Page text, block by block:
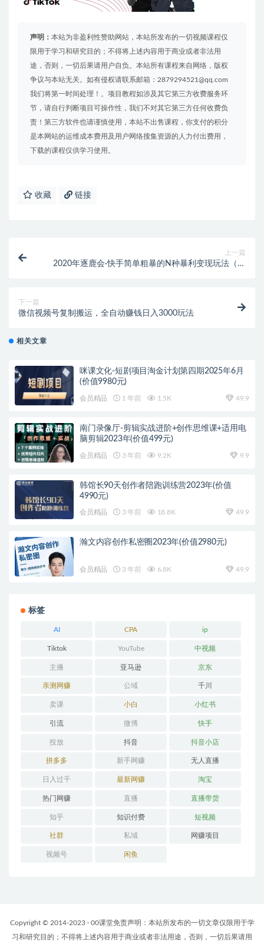
声明： 本站为非盈利性赞助网站，本站所发布的一切视频课程仅
限用于学习和研究目的；不得将上述内容用于商业或者非法用
途，否则，一切后果请用户自负。本站所有课程来自网络，版权
争议与本站无关。如有侵权请联系邮箱：2879294521@qq.com
我们将第一时间处理！。项目教程如涉及其它第三方收费服务环
节，请自行判断项目可操作性，我们不对其它第三方任何收费负
责！第三方软件也请谨慎使用，本站不出售课程，你支付的积分
是本网站的运维成本费用及用户网络搜集资源的人力付出费用，
下载的课程仅供学习使用。
收藏 链接
上一篇
2020年逐鹿会·快手简单粗暴的N种暴利变现玩法（线
下一篇
微信视频号复制搬运，全自动赚钱日入3000玩法
相关文章
咪课文化-短剧项目淘金计划第四期2025年6月
(价值9980元)
会员精品 1 年前 1.5K 49.9
南门录像厅-剪辑实战进阶+创作思维课+适用电
脑剪辑2023年(价值499元)
会员精品 3 年前 9.2K 9.9
韩馆长90天创作者陪跑训练营2023年(价值
4990元)
会员精品 3 年前 18.8K 49.9
瀚文内容创作私密圈2023年(价值2980元)
会员精品 3 年前 6.8K 49.9
标签
AI CPA ip
Tiktok YouTube 中视频
主播 亚马逊 京东
亲测网赚 公域 千川
卖课 小白 小红书
引流 微博 快手
投放 抖音 抖音小店
拼多多 新手网赚 无人直播
日入过千 最新网赚 淘宝
热门网赚 直播 直播带货
知乎 知识付费 短视频
社群 私域 网赚项目
视频号 闲鱼
Copyright © 2014-2023 · 00课堂免责声明：本站所发布的一切文章仅限用于学
习和研究目的；不得将上述内容用于商业或者非法用途，否则，一切后果请用